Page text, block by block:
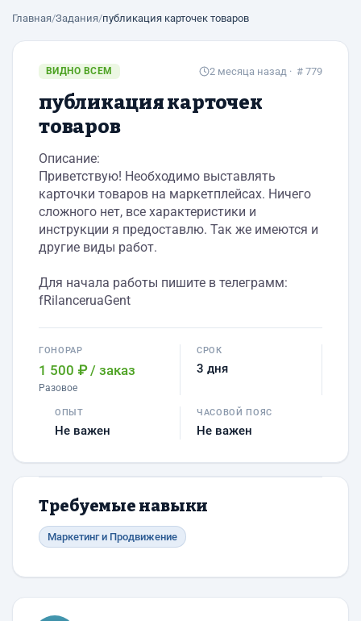
Главная/Задания/публикация карточек товаров
ВИДНО ВСЕМ 2 месяца назад · # 779
публикация карточек
товаров
Описание:
Приветствую! Необходимо выставлять
карточки товаров на маркетплейсах. Ничего
сложного нет, все характеристики и
инструкции я предоставлю. Так же имеются и
другие виды работ.
Для начала работы пишите в телеграмм:
fRilanceruaGent
ГОНОРАР
1 500 ₽ / заказ
Разовое
СРОК
3 дня
ОПЫТ
Не важен
ЧАСОВОЙ ПОЯС
Не важен
Требуемые навыки
Маркетинг и Продвижение